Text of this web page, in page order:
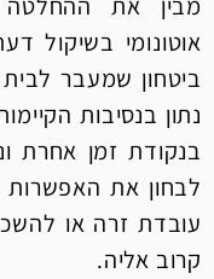
מבין את ההחלטה
אוטונומי בשיקול
ביטחון שמעבר לבית
נתון בנסיבות
בנקודת זמן אחרת
לבחון את האפשרות
עובדת זרה או
קרוב אליה.